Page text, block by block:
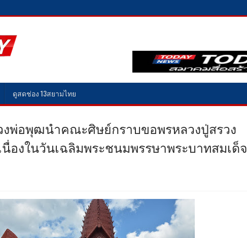
ดูสดช่อง 13สยามไทย
งพ่อพุฒนำคณะศิษย์กราบขอพรหลวงปู่สรวง
นื่องในวันเฉลิมพระชนมพรรษาพระบาทสมเด็จ